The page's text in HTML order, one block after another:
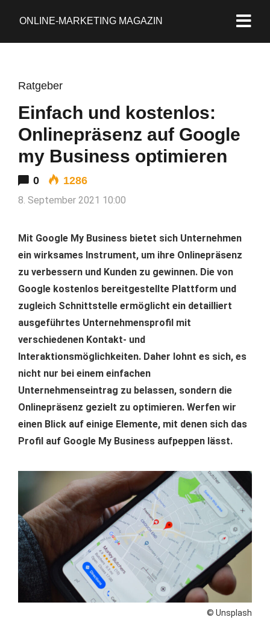
ONLINE-MARKETING MAGAZIN
Ratgeber
Einfach und kostenlos:
Onlinepräsenz auf Google
my Business optimieren
0 1286
8. September 2021 10:00
Mit Google My Business bietet sich Unternehmen
ein wirksames Instrument, um ihre Onlinepräsenz
zu verbessern und Kunden zu gewinnen. Die von
Google kostenlos bereitgestellte Plattform und
zugleich Schnittstelle ermöglicht ein detailliert
ausgeführtes Unternehmensprofil mit
verschiedenen Kontakt- und
Interaktionsmöglichkeiten. Daher lohnt es sich, es
nicht nur bei einem einfachen
Unternehmenseintrag zu belassen, sondern die
Onlinepräsenz gezielt zu optimieren. Werfen wir
einen Blick auf einige Elemente, mit denen sich das
Profil auf Google My Business aufpeppen lässt.
© Unsplash